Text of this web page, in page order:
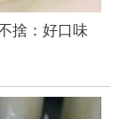
捨：好口味